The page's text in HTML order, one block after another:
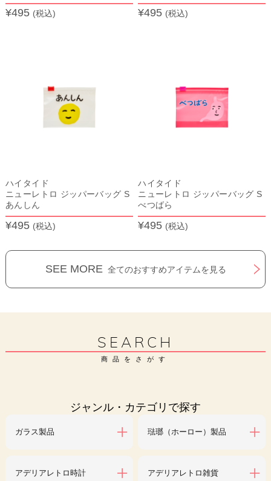
¥495 (税込) ¥495 (税込)
ハイタイド
ニューレトロ ジッパーバッグ S
あんしん
¥495 (税込)
ハイタイド
ニューレトロ ジッパーバッグ S
べつばら
¥495 (税込)
SEE MORE 全てのおすすめアイテムを見る
SEARCH
商品をさがす
ジャンル・カテゴリで探す
ガラス製品 琺瑯（ホーロー）製品
アデリアレトロ時計 アデリアレトロ雑貨